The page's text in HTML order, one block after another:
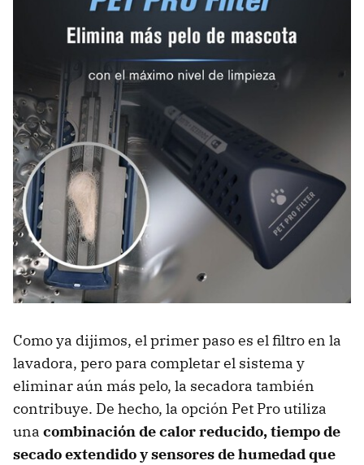
Como ya dijimos, el primer paso es el filtro en la
lavadora, pero para completar el sistema y
eliminar aún más pelo, la secadora también
contribuye. De hecho, la opción Pet Pro utiliza
una combinación decalor reducido,tiempo de
secado extendidoysensores de humedadque